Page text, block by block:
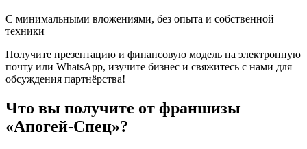
С минимальными вложениями, без опыта и собственной
техники
Получите презентацию и финансовую модель на электронную
почту или WhatsApp, изучите бизнес и свяжитесь с нами для
обсуждения партнёрства!
Что вы получите от франшизы
«Апогей-Спец»?